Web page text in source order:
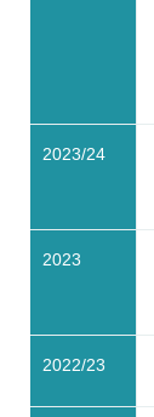
2023/24
2023
2022/23